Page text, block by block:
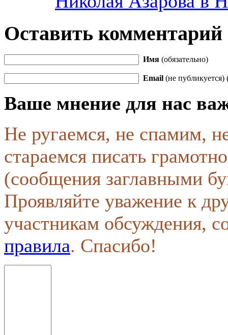
Оставить комментарий
Имя (обязательно)
Email (не публикуется)
Ваше мнение для нас
Не ругаемся, не спамим,
стараемся писать
(сообщения заглавными
Проявляйте уважение к
участникам обсуждения,
правила. Спасибо!